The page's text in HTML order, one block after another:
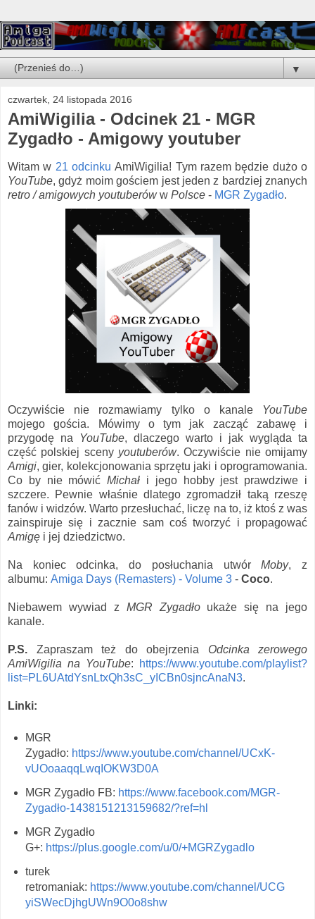
▼
czwartek, 24 listopada 2016
AmiWigilia - Odcinek 21 - MGR
Zygadło - Amigowy youtuber
Witam w 21 odcinku AmiWigilia! Tym razem będzie dużo o
YouTube, gdyż moim gościem jest jeden z bardziej znanych
retro / amigowych youtuberóww Polsce - MGR Zygadło.
Oczywiście nie rozmawiamy tylko o kanale YouTube
mojego gościa. Mówimy o tym jak zacząć zabawę i
przygodę na YouTube, dlaczego warto i jak wygląda ta
część polskiej sceny youtuberów. Oczywiście nie omijamy
Amigi, gier, kolekcjonowania sprzętu jaki i oprogramowania.
Co by nie mówićMichał i jego hobby jest prawdziwe i
szczere. Pewnie właśnie dlatego zgromadził taką rzeszę
fanów i widzów. Warto przesłuchać, liczę na to, iż ktoś z was
zainspiruje się i zacznie sam coś tworzyć i propagować
Amigę i jej dziedzictwo.
Na koniec odcinka, do posłuchania utwórMoby, z
albumu: Amiga Days (Remasters) - Volume 3 - Coco.
Niebawem wywiad z MGR Zygadłoukaże się na jego
kanale.
P.S. Zapraszam też do obejrzenia Odcinka zerowego
AmiWigilia na YouTube:
https://www.youtube.com/playlist?
list=PL6UAtdYsnLtxQh3sC_yICBn0sjncAnaN3.
Linki:
MGR
Zygadło: https://www.youtube.com/channel/UCxK-
vUOoaaqqLwqIOKW3D0A
MGR Zygadło FB: https://www.facebook.com/MGR-
Zygadło-1438151213159682/?ref=hl
MGR Zygadło
G+: https://plus.google.com/u/0/+MGRZygadlo
turek
retromaniak: https://www.youtube.com/channel/UCG
yiSWecDjhgUWn9O0o8shw